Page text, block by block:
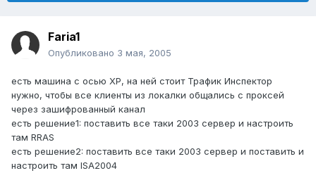
Faria1
Опубликовано 3 мая, 2005
есть машина с осью ХР, на ней стоит Трафик Инспектор
нужно, чтобы все клиенты из локалки общались с проксей
через зашифрованный канал
есть решение1: поставить все таки 2003 сервер и настроить
там RRAS
есть решение2: поставить все таки 2003 сервер и поставить и
настроить там ISA2004